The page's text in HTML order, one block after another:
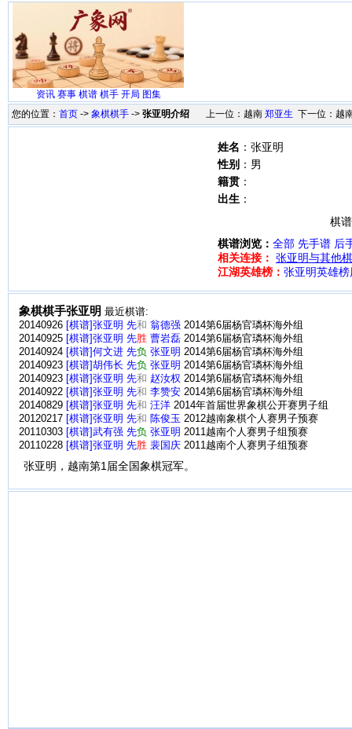
资讯 赛事 棋谱 棋手 开局 图集
您的位置： 首页 -> 象棋棋手 -> 张亚明介绍 上一位：越南 郑亚生 下一位：越
姓名 ：张亚明
性别 ：男
籍贯 ：
出生 ：
棋
棋谱浏览： 全部 先手谱 后
相关连接： 张亚明与其他
江湖英雄榜： 张亚明英雄
象棋棋手张亚明 最近棋谱:
20140926 [棋谱]张亚明 先和 翁德强 2014第6届杨官璘杯海外组
20140925 [棋谱]张亚明 先胜 曹岩磊 2014第6届杨官璘杯海外组
20140924 [棋谱]何文进 先负 张亚明 2014第6届杨官璘杯海外组
20140923 [棋谱]胡伟长 先负 张亚明 2014第6届杨官璘杯海外组
20140923 [棋谱]张亚明 先和 赵汝权 2014第6届杨官璘杯海外组
20140922 [棋谱]张亚明 先和 李赞安 2014第6届杨官璘杯海外组
20140829 [棋谱]张亚明 先和 汪洋 2014年首届世界象棋公开赛男子组
20120217 [棋谱]张亚明 先和 陈俊玉 2012越南象棋个人赛男子预赛
20110303 [棋谱]武有强 先负 张亚明 2011越南个人赛男子组预赛
20110228 [棋谱]张亚明 先胜 裴国庆 2011越南个人赛男子组预赛
张亚明，越南第1届全国象棋冠军。